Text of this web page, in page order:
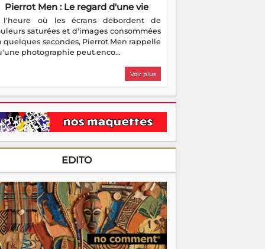
Pierrot Men : Le regard d'une vie
l'heure où les écrans débordent de
saturées et d'images consommées
quelques secondes, Pierrot Men rappelle
photographie peut enco...
Voir plus
EDITO